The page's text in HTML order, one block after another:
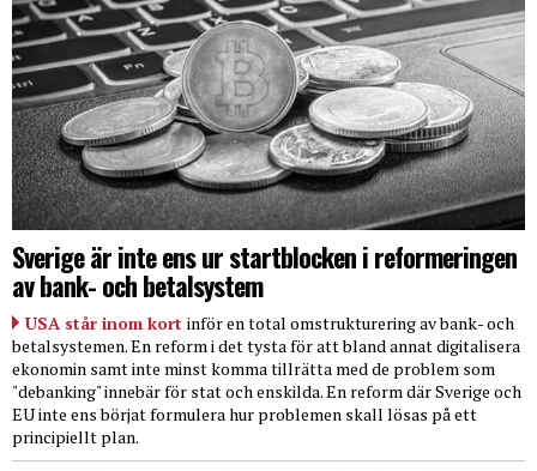
Sverige är inte ens ur startblocken i reformeringen
av bank- och betalsystem
USA står inom kort inför en total omstrukturering av bank- och
betalsystemen. En reform i det tysta för att bland annat digitalisera
ekonomin samt inte minst komma tillrätta med de problem som
"debanking" innebär för stat och enskilda. En reform där Sverige och
EU inte ens börjat formulera hur problemen skall lösas på ett
principiellt plan.